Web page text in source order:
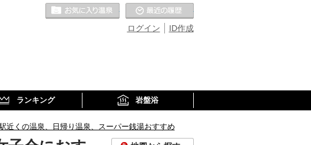
ID作成
ログイン
お気に入りの温泉
ランキング 岩盤浴
近くの温泉、日帰り温泉、スーパー銭湯おすすめ